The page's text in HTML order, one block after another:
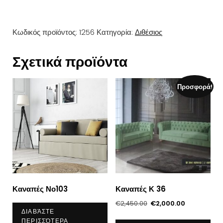
Κωδικός προϊόντος: 1256 Κατηγορία: Διθέσιος
Σχετικά προϊόντα
Καναπές Νο103
ΔΙΑΒΆΣΤΕ
ΠΕΡΙΣΣΌΤΕΡΑ
Προσφορά!
Καναπές Κ 36
€2,450.00 Original
€2,000.00